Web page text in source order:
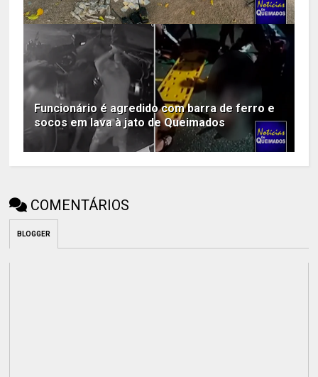
Funcionário é agredido com barra de ferro e
socos em lava à jato de Queimados
COMENTÁRIOS
BLOGGER